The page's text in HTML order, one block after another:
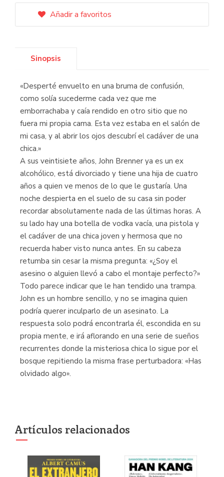
Añadir a favoritos
Sinopsis
«Desperté envuelto en una bruma de confusión,
como solía sucederme cada vez que me
emborrachaba y caía rendido en otro sitio que no
fuera mi propia cama. Esta vez estaba en el salón de
mi casa, y al abrir los ojos descubrí el cadáver de una
chica.»
A sus veintisiete años, John Brenner ya es un ex
alcohólico, está divorciado y tiene una hija de cuatro
años a quien ve menos de lo que le gustaría. Una
noche despierta en el suelo de su casa sin poder
recordar absolutamente nada de las últimas horas. A
su lado hay una botella de vodka vacía, una pistola y
el cadáver de una chica joven y hermosa que no
recuerda haber visto nunca antes. En su cabeza
retumba sin cesar la misma pregunta: «¿Soy el
asesino o alguien llevó a cabo el montaje perfecto?»
Todo parece indicar que le han tendido una trampa.
John es un hombre sencillo, y no se imagina quien
podría querer inculparlo de un asesinato. La
respuesta solo podrá encontrarla él, escondida en su
propia mente, e irá aflorando en una serie de sueños
recurrentes donde la misteriosa chica lo sigue por el
bosque repitiendo la misma frase perturbadora: «Has
olvidado algo».
Artículos relacionados